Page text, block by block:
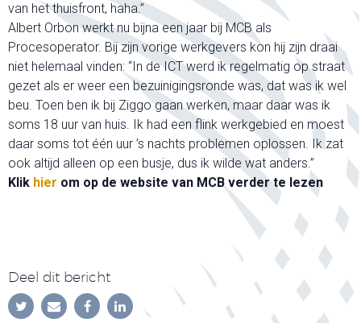
van het thuisfront, haha.”
Albert Orbon werkt nu bijna een jaar bij MCB als
Procesoperator. Bij zijn vorige werkgevers kon hij zijn draai
niet helemaal vinden: “In de ICT werd ik regelmatig op straat
gezet als er weer een bezuinigingsronde was, dat was ik wel
beu. Toen ben ik bij Ziggo gaan werken, maar daar was ik
soms 18 uur van huis. Ik had een flink werkgebied en moest
daar soms tot één uur ’s nachts problemen oplossen. Ik zat
ook altijd alleen op een busje, dus ik wilde wat anders.”
Klik hier om op de website van MCB verder te lezen
Deel dit bericht